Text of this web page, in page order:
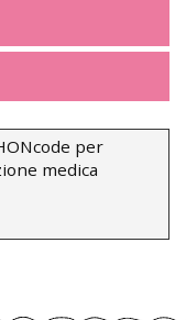
per
medica